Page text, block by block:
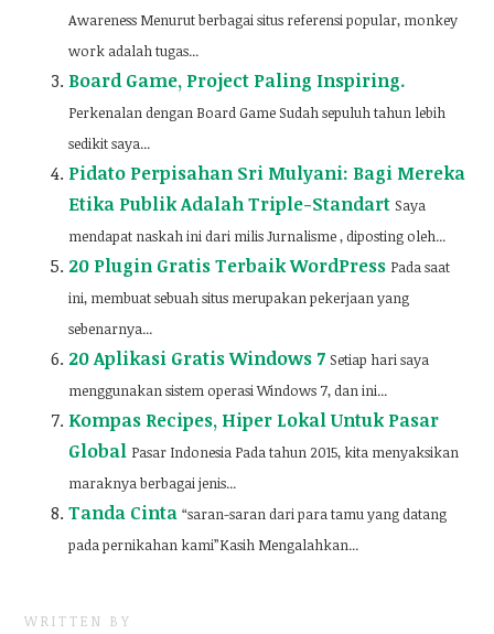
Awareness Menurut berbagai situs referensi popular, monkey
work adalah tugas...
Board Game, Project Paling Inspiring.
Perkenalan dengan Board Game Sudah sepuluh tahun lebih
sedikit saya...
Pidato Perpisahan Sri Mulyani: Bagi Mereka
Etika Publik Adalah Triple-Standart Saya
mendapat naskah ini dari milis Jurnalisme , diposting oleh...
20 Plugin Gratis Terbaik WordPress Pada saat
ini, membuat sebuah situs merupakan pekerjaan yang
sebenarnya...
20 Aplikasi Gratis Windows 7 Setiap hari saya
menggunakan sistem operasi Windows 7, dan ini...
Kompas Recipes, Hiper Lokal Untuk Pasar
Global Pasar Indonesia Pada tahun 2015, kita menyaksikan
maraknya berbagai jenis...
Tanda Cinta “saran-saran dari para tamu yang datang
pada pernikahan kami”Kasih Mengalahkan...
WRITTEN BY